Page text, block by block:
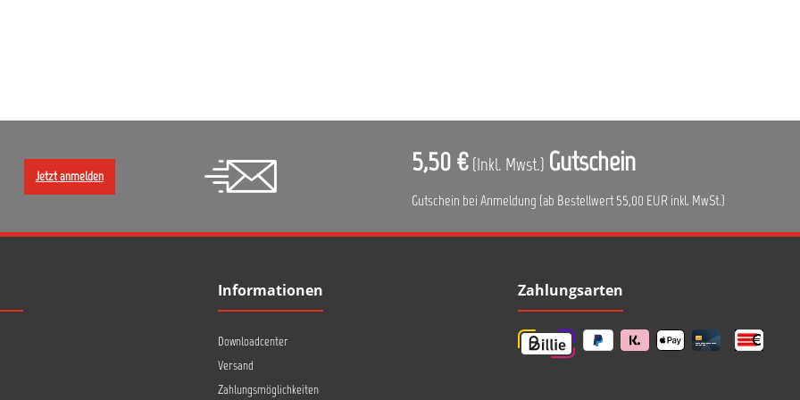
Jetzt anmelden 5,50 € (Inkl. Mwst.) Gutschein
Gutschein bei Anmeldung (ab Bestellwert 55,00 EUR inkl. MwSt.)
Informationen
Downloadcenter
Versand
Zahlungsmöglichkeiten
Zahlungsarten